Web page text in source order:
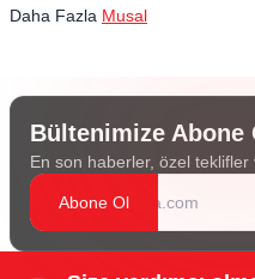
Daha Fazla Musal
Bültenimize Abone
En son haberler, özel
Abone Ol